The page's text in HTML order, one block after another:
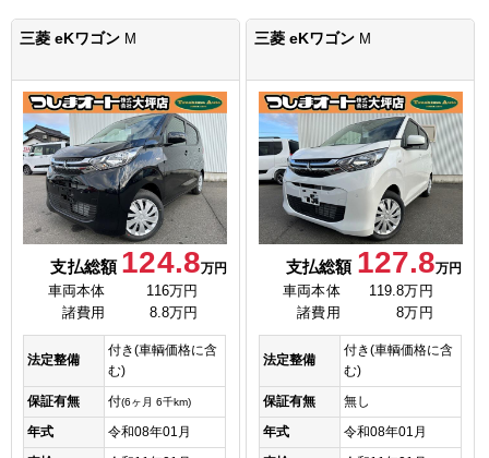
三菱 eKワゴン M
支払総額 124.8万円
車両本体
116万円
諸費用
8.8万円
法定整備
付き(車輌価格に含
む)
保証有無
付(6ヶ月 6千km)
年式
令和08年01月
三菱 eKワゴン M
支払総額 127.8万円
車両本体
119.8万円
諸費用
8万円
法定整備
付き(車輌価格に含
む)
保証有無
無し
年式
令和08年01月